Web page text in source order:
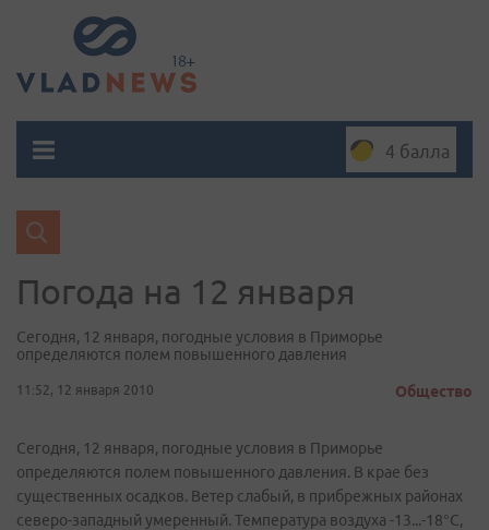
4 балла
Погода на 12 января
Сегодня, 12 января, погодные условия в Приморье
определяются полем повышенного давления
11:52, 12 января 2010 Общество
Сегодня, 12 января, погодные условия в Приморье
определяются полем повышенного давления. В крае без
существенных осадков. Ветер слабый, в прибрежных районах
северо-западный умеренный. Температура воздуха -13...-18°C,